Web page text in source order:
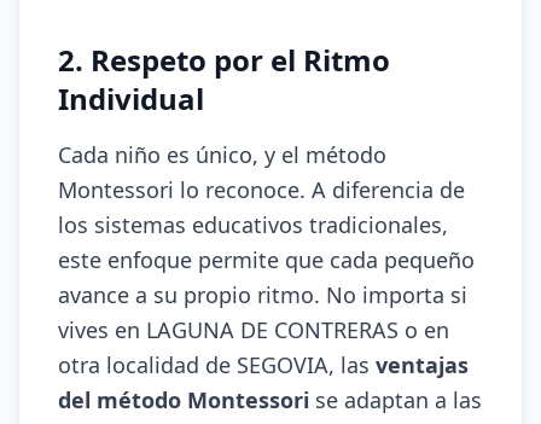
2. Respeto por el Ritmo
Individual
Cada niño es único, y el método
Montessori lo reconoce. A diferencia de
los sistemas educativos tradicionales,
este enfoque permite que cada pequeño
avance a su propio ritmo. No importa si
vives en LAGUNA DE CONTRERAS o en
otra localidad de SEGOVIA, las ventajas
del método Montessori se adaptan a las